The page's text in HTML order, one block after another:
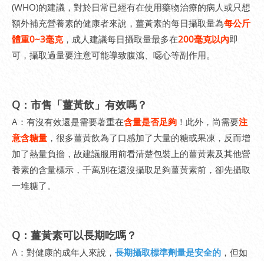
(WHO)的建議，對於日常已經有在使用藥物治療的病人或只想
額外補充營養素的健康者來說，薑黃素的每日攝取量為每公斤
體重0~3毫克，成人建議每日攝取量最多在200毫克以內即
可，攝取過量要注意可能導致腹瀉、噁心等副作用。
Q：市售「薑黃飲」有效嗎？
A：有沒有效還是需要著重在含量是否足夠 ！此外，尚需要注
意含糖量 ，很多薑黃飲為了口感加了大量的糖或果凍，反而增
加了熱量負擔，故建議服用前看清楚包裝上的薑黃素及其他營
養素的含量標示，千萬別在還沒攝取足夠薑黃素前，卻先攝取
一堆糖了。
Q：薑黃素可以長期吃嗎？
A：對健康的成年人來說， 長期攝取標準劑量是安全的 ，但如